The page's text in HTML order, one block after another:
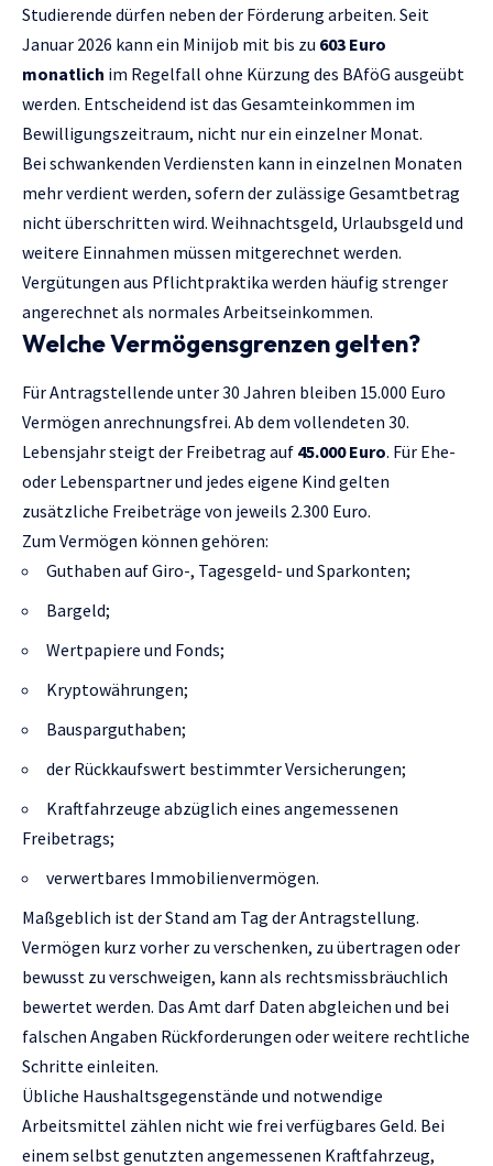
Studierende dürfen neben der Förderung arbeiten. Seit
Januar 2026 kann ein Minijob mit bis zu 603 Euro
monatlich im Regelfall ohne Kürzung des BAföG ausgeübt
werden. Entscheidend ist das Gesamteinkommen im
Bewilligungszeitraum, nicht nur ein einzelner Monat.
Bei schwankenden Verdiensten kann in einzelnen Monaten
mehr verdient werden, sofern der zulässige Gesamtbetrag
nicht überschritten wird. Weihnachtsgeld, Urlaubsgeld und
weitere Einnahmen müssen mitgerechnet werden.
Vergütungen aus Pflichtpraktika werden häufig strenger
angerechnet als normales Arbeitseinkommen.
Welche Vermögensgrenzen gelten?
Für Antragstellende unter 30 Jahren bleiben 15.000 Euro
Vermögen anrechnungsfrei. Ab dem vollendeten 30.
Lebensjahr steigt der Freibetrag auf 45.000 Euro. Für Ehe-
oder Lebenspartner und jedes eigene Kind gelten
zusätzliche Freibeträge von jeweils 2.300 Euro.
Zum Vermögen können gehören:
Guthaben auf Giro-, Tagesgeld- und Sparkonten;
Bargeld;
Wertpapiere und Fonds;
Kryptowährungen;
Bausparguthaben;
der Rückkaufswert bestimmter Versicherungen;
Kraftfahrzeuge abzüglich eines angemessenen
Freibetrags;
verwertbares Immobilienvermögen.
Maßgeblich ist der Stand am Tag der Antragstellung.
Vermögen kurz vorher zu verschenken, zu übertragen oder
bewusst zu verschweigen, kann als rechtsmissbräuchlich
bewertet werden. Das Amt darf Daten abgleichen und bei
falschen Angaben Rückforderungen oder weitere rechtliche
Schritte einleiten.
Übliche Haushaltsgegenstände und notwendige
Arbeitsmittel zählen nicht wie frei verfügbares Geld. Bei
einem selbst genutzten angemessenen Kraftfahrzeug,